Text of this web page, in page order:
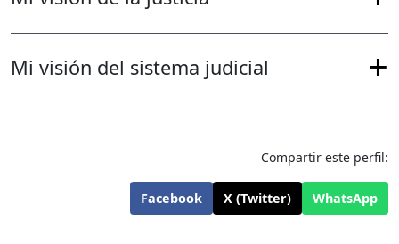
Mi visión del sistema judicial
Compartir este perfil:
Facebook X (Twitter) WhatsApp